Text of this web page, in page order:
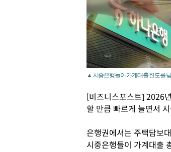
▲ 시중은행들이 가계대출 한도를
[비즈니스포스트] 2026
할 만큼 빠르게 늘면서
은행권에서는 주택담보
시중은행들이 가계대출